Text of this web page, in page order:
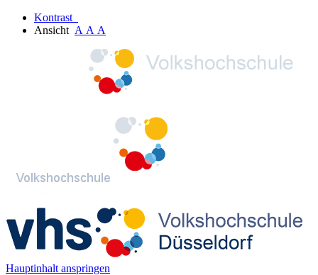
Kontrast
Ansicht A A A
Hauptinhalt anspringen